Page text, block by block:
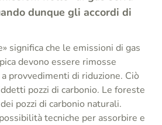
dunque gli accordi di
significa che le emissioni di gas
devono essere rimosse
provvedimenti di riduzione. Ciò
pozzi di carbonio. Le foreste
pozzi di carbonio naturali.
tecniche per assorbire e